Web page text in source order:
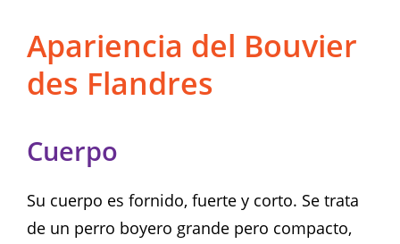
Apariencia del Bouvier
des Flandres
Cuerpo
Su cuerpo es fornido, fuerte y corto. Se trata
de un perro boyero grande pero compacto,